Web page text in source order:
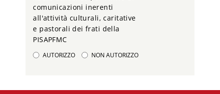
comunicazioni inerenti
all'attività culturali, caritative
e pastorali dei frati della
PISAPFMC
AUTORIZZO NON AUTORIZZO